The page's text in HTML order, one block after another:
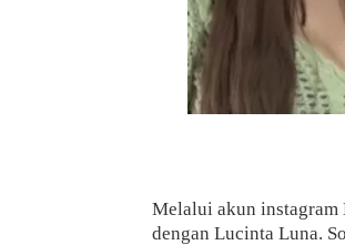
Melalui akun instagram
dengan Lucinta Luna.